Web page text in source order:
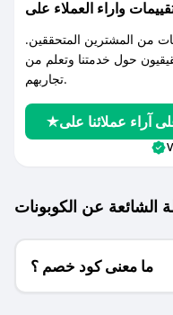
من المشترين المتحققين.
حول خدمتنا وتعلم من
تجاربهم.
الشائعة عن الكوبونات
ما معنى كود خصم ؟